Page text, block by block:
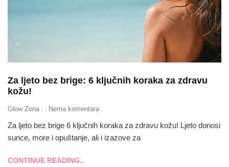
Za ljeto bez brige: 6 ključnih koraka za zdravu
kožu!
Glow Zona Nema komentara
Za ljeto bez brige 6 ključnih koraka za zdravu kožu! Ljeto donosi
sunce, more i opuštanje, ali i izazove za
CONTINUE READING..